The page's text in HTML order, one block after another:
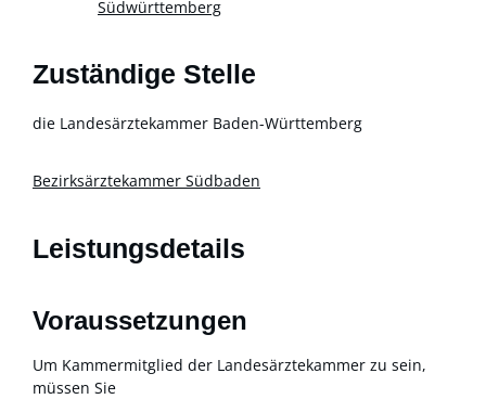
Südwürttemberg
Zuständige Stelle
die Landesärztekammer Baden-Württemberg
Bezirksärztekammer Südbaden
Leistungsdetails
Voraussetzungen
Um Kammermitglied der Landesärztekammer zu sein,
müssen Sie